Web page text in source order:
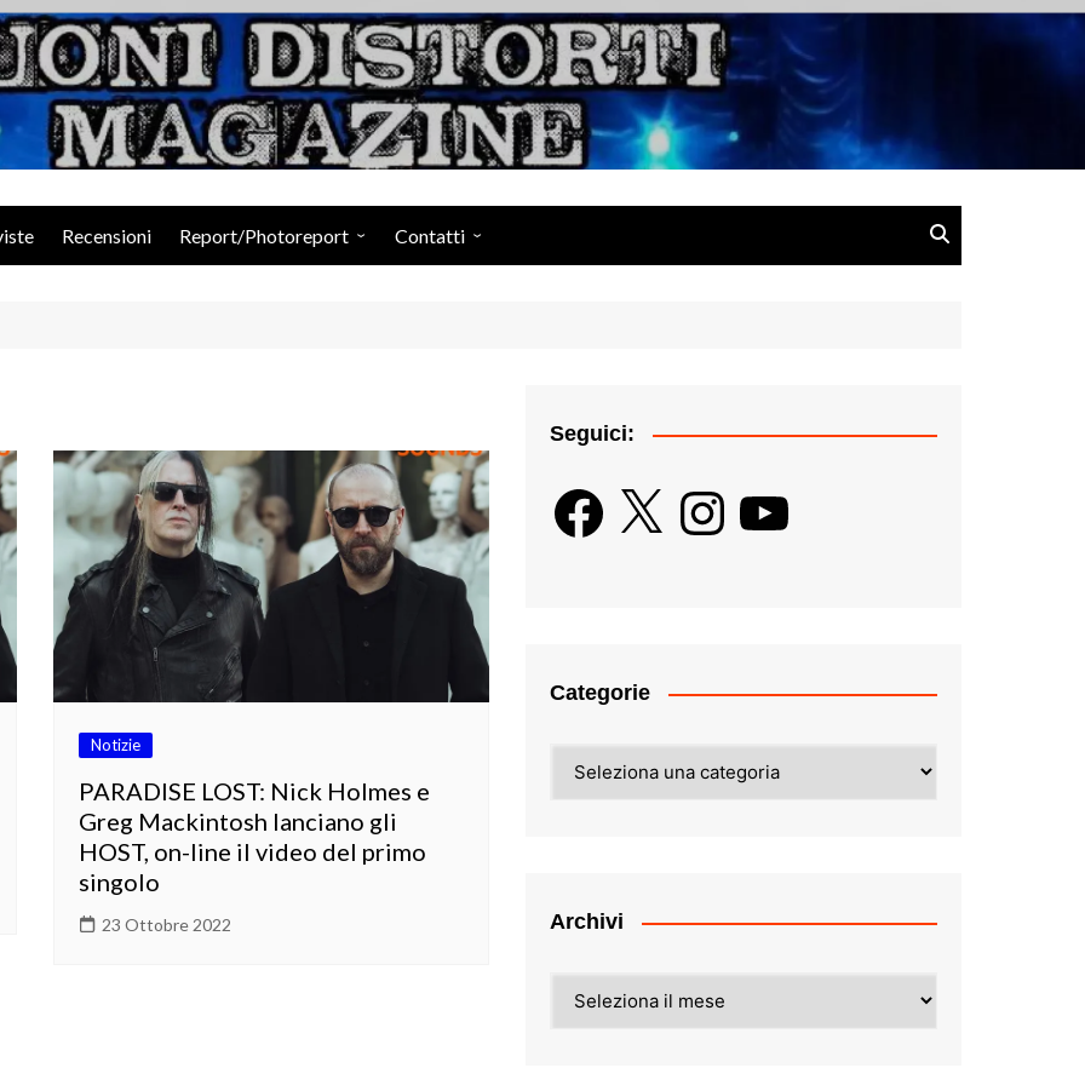
Suoni Distorti Magazine
Recensioni Report/Photoreport Contatti
Notizie
PARADISE LOST: Nick Holmes e
Greg Mackintosh lanciano gli
HOST, on-line il video del primo
singolo
23 Ottobre 2022
Seguici:
Facebook
X InstagramYouTube
Categorie
Archivi